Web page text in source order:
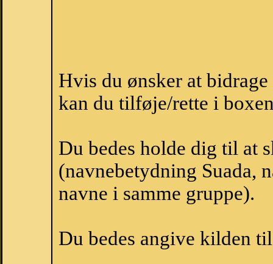
Hvis du ønsker at
kan du tilføje/rette i
Du bedes holde dig til at
(navnebetydning Suada,
navne i samme gruppe).
Du bedes angive kilden